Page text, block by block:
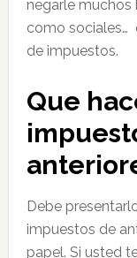
negarle
como sociales…
de impuestos.
Que
Debe
impuestos de
papel. Si usted